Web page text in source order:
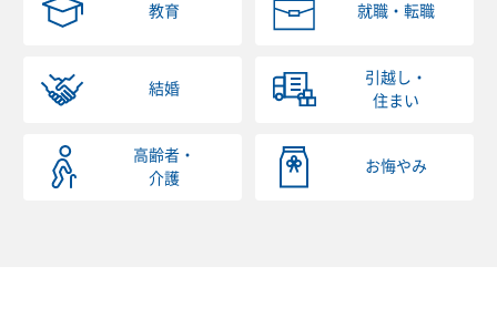
教育 就職・転職
結婚
引越し・
住まい
高齢者・
介護
お悔やみ